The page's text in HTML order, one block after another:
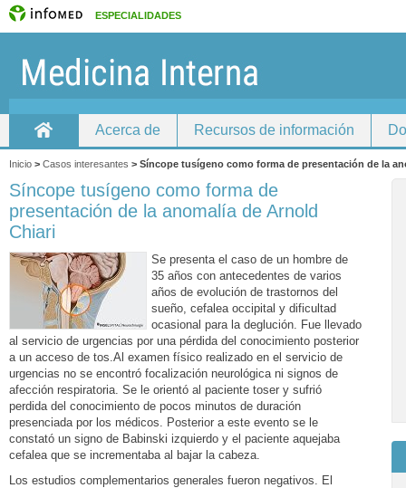
ESPECIALIDADES
Acerca de Recursos de información
Inicio > Casos interesantes > Síncope tusígeno como forma de presentación de la
Síncope tusígeno como forma de
presentación de la anomalía de Arnold
Chiari
Se presenta el caso de un hombre de
35 años con antecedentes de varios
años de evolución de trastornos del
sueño, cefalea occipital y dificultad
ocasional para la deglución. Fue llevado
al servicio de urgencias por una pérdida del conocimiento posterior
a un acceso de tos.Al examen físico realizado en el servicio de
urgencias no se encontró focalización neurológica ni signos de
afección respiratoria. Se le orientó al paciente toser y sufrió
perdida del conocimiento de pocos minutos de duración
presenciada por los médicos. Posterior a este evento se le
constató un signo de Babinski izquierdo y el paciente aquejaba
cefalea que se incrementaba al bajar la cabeza.
Los estudios complementarios generales fueron negativos. El